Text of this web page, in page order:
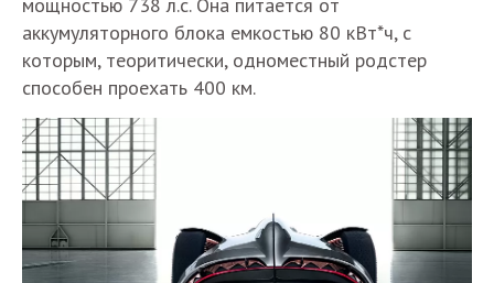
аккумуляторного блока емкостью 80 кВт*ч, с
которым, теоритически, одноместный родстер
способен проехать 400 км.